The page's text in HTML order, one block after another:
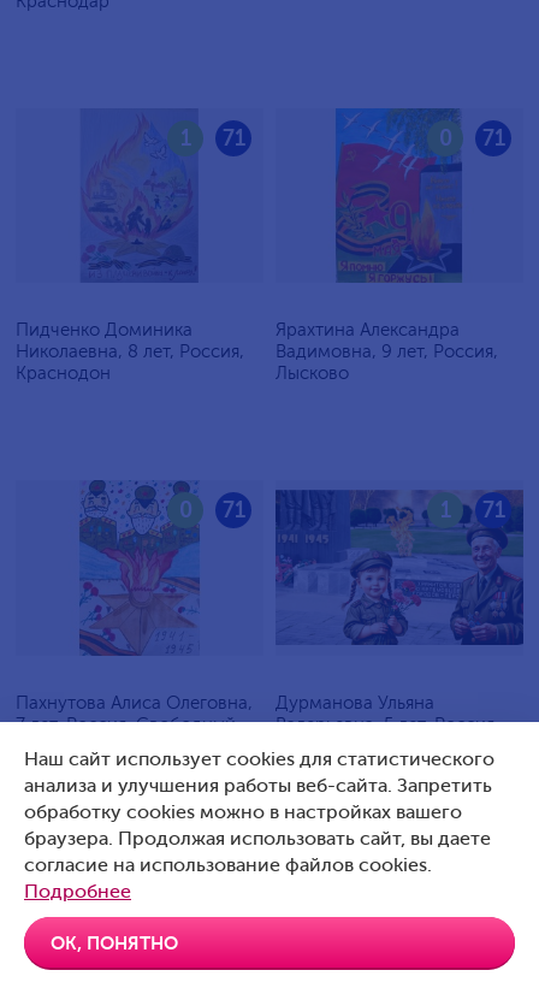
71
1
Пидченко Доминика
Николаевна, 8 лет, Россия,
Краснодон
71
0
Ярахтина Александра
Вадимовна, 9 лет, Россия,
Лысково
71
0
Пахнутова Алиса Олеговна,
7 лет, Россия, Свободный
71
1
Дурманова Ульяна
Валерьевна, 5 лет, Россия,
Наш сайт использует cookies для статистического
анализа и улучшения работы веб-сайта. Запретить
обработку cookies можно в настройках вашего
браузера. Продолжая использовать сайт, вы даете
согласие на использование файлов cookies.
Подробнее
ОК, ПОНЯТНО